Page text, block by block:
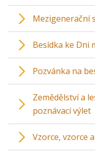
Mezigenerační
Besídka ke Dni
Pozvánka na
Zemědělství a
poznávací výlet
Vzorce, vzorce